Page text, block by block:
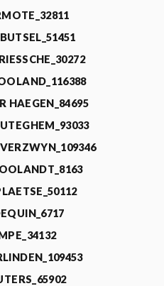
HAEGEN_84695